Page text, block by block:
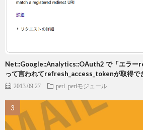
Net::Google::Analytics::OAuth2 で「エラー
って言われてrefresh_access_tokenが取得で
2013.09.27 perl perlモジュール